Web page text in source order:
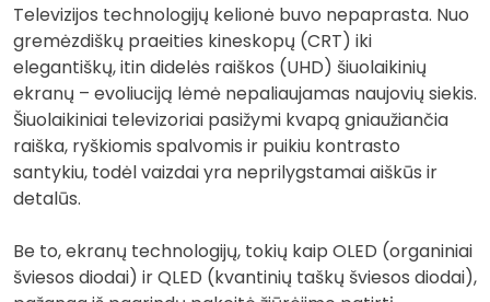
Televizijos technologijų kelionė buvo nepaprasta. Nuo
gremėzdiškų praeities kineskopų (CRT) iki
elegantiškų, itin didelės raiškos (UHD) šiuolaikinių
ekranų – evoliuciją lėmė nepaliaujamas naujovių siekis.
Šiuolaikiniai televizoriai pasižymi kvapą gniaužiančia
raiška, ryškiomis spalvomis ir puikiu kontrasto
santykiu, todėl vaizdai yra neprilygstamai aiškūs ir
detalūs.
Be to, ekranų technologijų, tokių kaip OLED (organiniai
šviesos diodai) ir QLED (kvantinių taškų šviesos diodai),